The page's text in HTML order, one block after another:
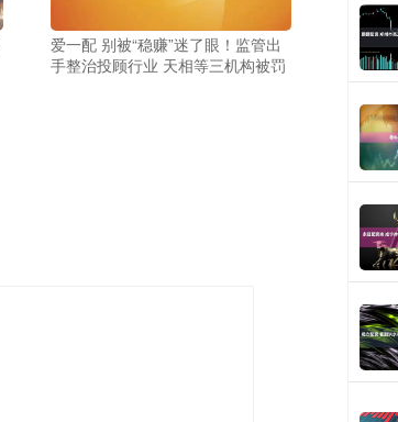
爱一配 别被“稳赚”迷了眼！监管出
手整治投顾行业 天相等三机构被罚